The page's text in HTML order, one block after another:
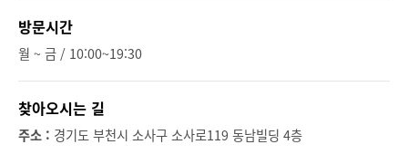
방문시간
월 ~ 금 / 10:00~19:30
찾아오시는 길
주소 : 경기도 부천시 소사구 소사로119 동남빌딩 4층